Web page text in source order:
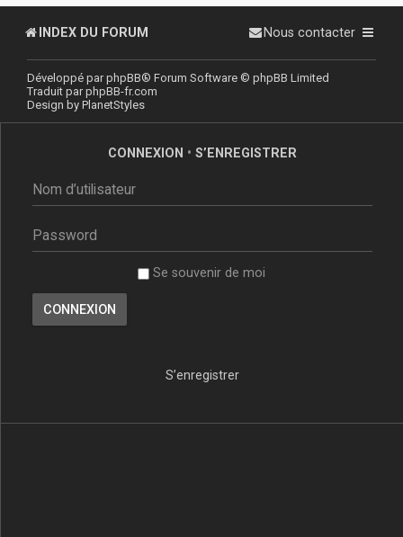
INDEX DU FORUM Nous contacter
Développé parphpBB® Forum Software © phpBB Limited
Traduit parphpBB-fr.com
Design by PlanetStyles
CONNEXION • S’ENREGISTRER
Se souvenir de moi
S’enregistrer